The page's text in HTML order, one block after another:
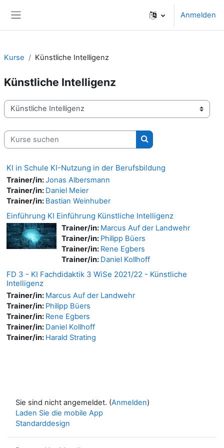
Anmelden
Kurse Künstliche Intelligenz
Künstliche Intelligenz
Kursbereiche
Kurse suchen
Kurse suchen
KI in Schule KI-Nutzung in der Berufsbildung
Trainer/in:Jonas Albersmann
Trainer/in: Daniel Meier
Trainer/in: Bastian Weinhuber
Einführung KI Einführung Künstliche Intelligenz
Trainer/in: Marcus Auf der Landwehr
Trainer/in: Philipp Büers
Trainer/in: Rene Egbers
Trainer/in: Daniel Kollhoff
FD 3 - KI Fachdidaktik 3 WiSe 2021/22 - Künstliche
Intelligenz
Trainer/in: Marcus Auf der Landwehr
Trainer/in: Philipp Büers
Trainer/in: Rene Egbers
Trainer/in: Daniel Kollhoff
Trainer/in: Harald Strating
Sie sind nicht angemeldet. (Anmelden)
Laden Sie die mobile App
Standarddesign